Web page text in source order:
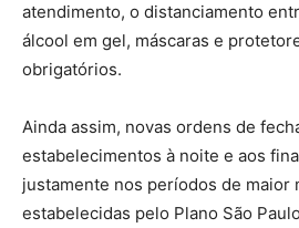
atendimento, o distanciamento
álcool em gel, máscaras e
obrigatórios.
Ainda assim, novas ordens de
estabelecimentos à noite e aos
justamente nos períodos de maior
estabelecidas pelo Plano São